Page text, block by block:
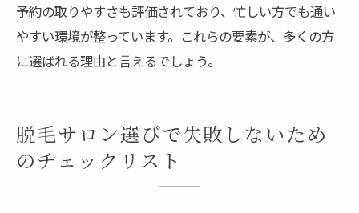
予約の取りやすさも評価されており、忙しい方でも通い
やすい環境が整っています。これらの要素が、多くの方
に選ばれる理由と言えるでしょう。
脱毛サロン選びで失敗しないため
のチェックリスト